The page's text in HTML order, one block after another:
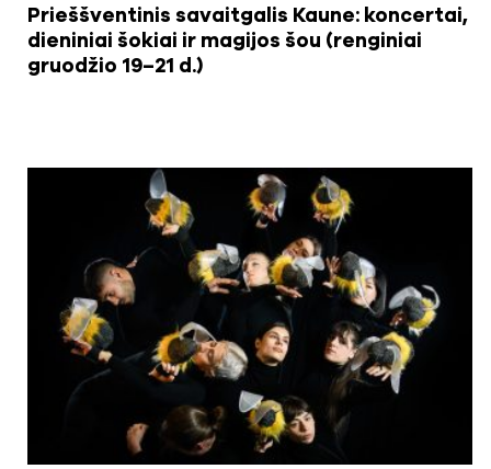
Prieššventinis savaitgalis Kaune: koncertai,
dieniniai šokiai ir magijos šou (renginiai
gruodžio 19–21 d.)